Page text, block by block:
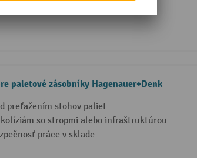
paletové zásobníky Hagenauer+Denk
preťažením stohov paliet
so stropmi alebo infraštruktúrou
práce v sklade